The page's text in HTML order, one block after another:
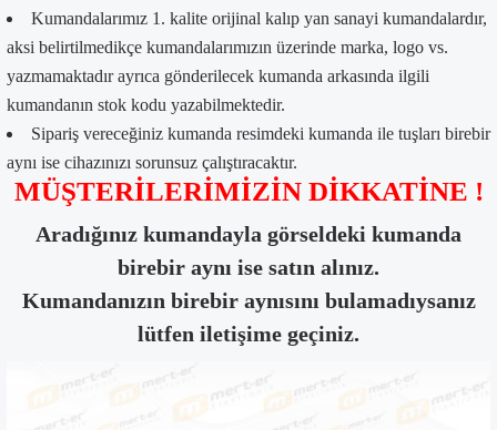
Kumandalarımız 1. kalite orijinal kalıp yan sanayi kumandalardır,
aksi belirtilmedikçe kumandalarımızın üzerinde marka, logo vs.
yazmamaktadır ayrıca gönderilecek kumanda arkasında ilgili
kumandanın stok kodu yazabilmektedir.
Sipariş vereceğiniz kumanda resimdeki kumanda ile tuşları birebir
aynı ise cihazınızı sorunsuz çalıştıracaktır.
MÜŞTERİLERİMİZİN DİKKATİNE !
Aradığınız kumandayla görseldeki kumanda
birebir aynı ise satın alınız.
Kumandanızın birebir aynısını bulamadıysanız
lütfen iletişime geçiniz.